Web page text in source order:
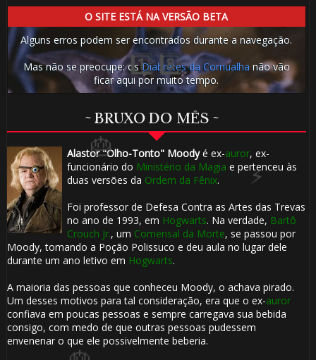
O SITE ESTÁ NA VERSÃO BETA
Alguns erros podem ser encontrados durante a navegação.
Mas não se preocupe: osDiabretes da Cornualha não vão
ficar aqui por muito tempo.
~ BRUXO DO MÊS ~
Alastor "Olho-Tonto" Moodyé ex-auror, ex-
funcionário do Ministério da Magia e pertenceu às
duas versões da Ordem da Fênix.
Foi professor de Defesa Contra as Artes das Trevas
no ano de 1993, em Hogwarts. Na verdade, Bartô
Crouch Jr., um Comensal da Morte, se passou por
Moody, tomando a Poção Polissuco e deu aula no lugar dele
durante um ano letivo em Hogwarts.
A maioria das pessoas que conheceu Moody, o achava pirado.
Um desses motivos para tal consideração, era que o ex-auror
confiava em poucas pessoas e sempre carregava sua bebida
consigo, com medo de que outras pessoas pudessem
envenenar o que ele possivelmente beberia.
🎂 🎈
🎂
1️⃣ 8️⃣